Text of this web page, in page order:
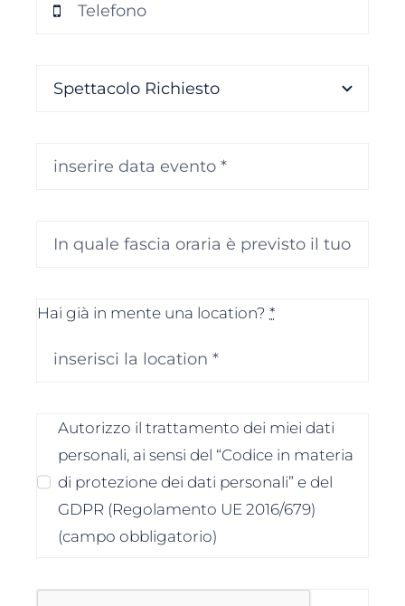
Hai già in mente una location? *
Autorizzo il trattamento dei miei dati
personali, ai sensi del “Codice in materia
di protezione dei dati personali” e del
GDPR (Regolamento UE 2016/679)
(campo obbligatorio)